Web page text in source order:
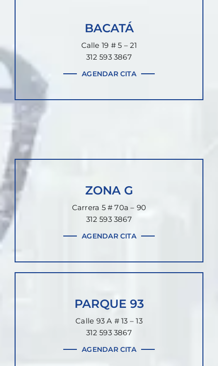
BACATÁ
Calle 19 # 5 – 21
312 593 3867
AGENDAR CITA
ZONA G
Carrera 5 # 70a – 90
312 593 3867
AGENDAR CITA
PARQUE 93
Calle 93 A # 13 – 13
312 593 3867
AGENDAR CITA